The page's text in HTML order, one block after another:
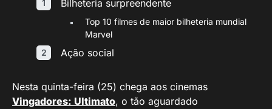
Bilheteria surpreendente
Top 10 filmes de maior bilheteria mundial
Marvel
Ação social
Nesta quinta-feira (25) chega aos cinemas
Vingadores: Ultimato, o tão aguardado